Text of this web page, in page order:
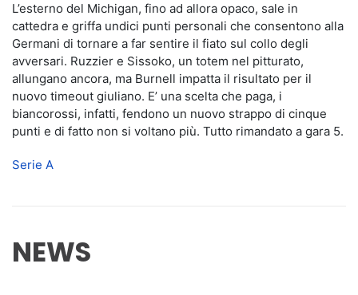
L’esterno del Michigan, fino ad allora opaco, sale in
cattedra e griffa undici punti personali che consentono alla
Germani di tornare a far sentire il fiato sul collo degli
avversari. Ruzzier e Sissoko, un totem nel pitturato,
allungano ancora, ma Burnell impatta il risultato per il
nuovo timeout giuliano. E’ una scelta che paga, i
biancorossi, infatti, fendono un nuovo strappo di cinque
punti e di fatto non si voltano più. Tutto rimandato a gara 5.
Serie A
NEWS